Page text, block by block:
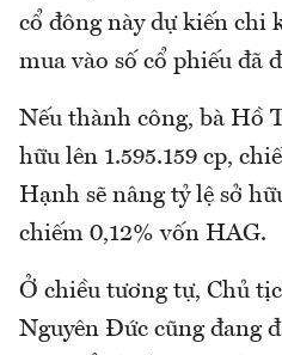
cổ đông này dự kiến chi
mua vào số cổ phiếu đã
Nếu thành công, bà Hồ
hữu lên 1.595.159 cp,
Hạnh sẽ nâng tỷ lệ sở
chiếm 0,12% vốn HAG.
Ở chiều tương tự, Chủ
Nguyên Đức cũng đang